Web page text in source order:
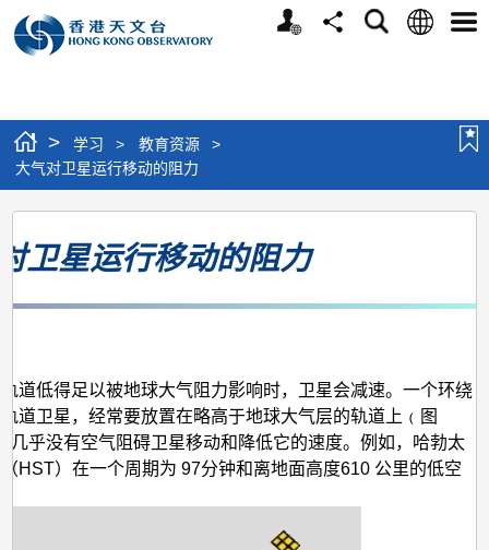
个
分
搜
语
选
> 学习 > 教育资源
>
大气对卫星运行移动的阻力
大
气
运
行
移
卫星运行移动的阻力
道低得足以被地球大气阻力影响时，卫星会减速。一个环绕
道卫星，经常要放置在略高于地球大气层的轨道上﹙图
几乎没有空气阻碍卫星移动和降低它的速度。例如，哈勃太
HST）在一个周期为 97分钟和离地面高度610 公里的低空